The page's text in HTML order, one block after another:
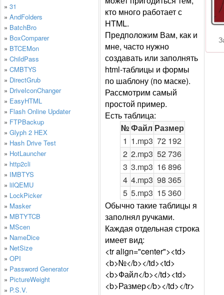
» 31
» AndFolders
» BatchBro
» BoxComparer
» BTCEMon
» ChildPass
» CMBTYS
» DirectGrub
» DriveIconChanger
» EasyHTML
» Flash Online Updater
» FTPBackup
» Glyph 2 HEX
» Hash Drive Test
» HotLauncher
» http2cli
» IMBTYS
» lilQEMU
» LockPicker
» Masker
» MBTYTCB
» MScen
» NameDice
» NetSize
» OPI
» Password Generator
» PictureWeight
» P.S.V.
кто много работает с
HTML.
Предположим Вам, как и
мне, часто нужно
создавать или заполнять
html-таблицы и формы
по шаблону (по маске).
Рассмотрим самый
простой пример.
Есть таблица:
№Файл Размер
1 1.mp3 72 192
2 2.mp3 52 736
3 3.mp3 16 896
4 4.mp3 98 365
5 5.mp3 15 360
Обычно такие таблицы я
заполнял ручками.
Каждая отдельная строка
имеет вид:
<tr align="center"><td>
<b>№</b></td><td>
<b>Файл</b></td><td>
<b>Размер</b></td></tr>